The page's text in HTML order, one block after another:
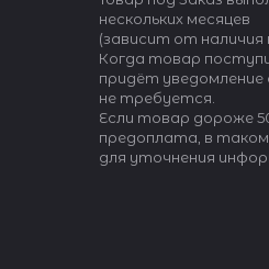
нескольких месяцев
(зависит от
Когда товар
придёт
не требуется.
Если товар дороже
предоплата, в
для уточнения